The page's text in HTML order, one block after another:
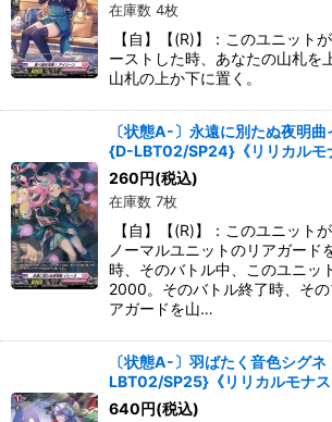
在庫数 4枚
【自】【(R)】：このユニット
ーストした時、あなたの山札を
山札の上か下に置く。
〔状態A-〕永遠に別たぬ夜明曲
{D-LBT02/SP24}《リリカルモ
260円(税込)
在庫数 7枚
【自】【(R)】：このユニット
ノーマルユニットのリアガード
時、そのバトル中、このユニッ
2000。そのバトル終了時、そ
アガードを山…
〔状態A-〕羽ばたく音色シグ
LBT02/SP25}《リリカルモナス
640円(税込)